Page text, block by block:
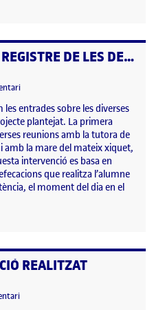
1ª INTERVENCIÓ: REGISTRE DE LES DEFECACIONS
el 1ª INTERVENCIÓ: REGISTRE DE
entrades sobre les diverses
plantejat. La primera
reunions amb la tutora de
amb la mare del mateix xiquet,
intervenció es basa en
que realitza l’alumne
el moment del dia en el
REALITZAT
el PLA D’INTERVENCIÓ REALITZAT